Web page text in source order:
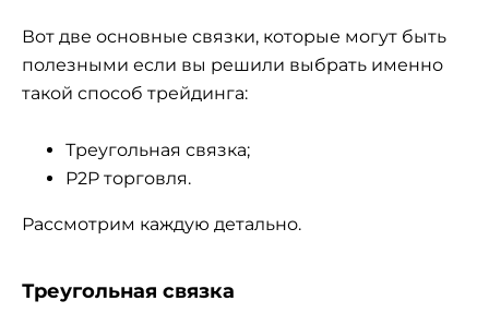
Вот две основные связки, которые могут быть
полезными если вы решили выбрать именно
такой способ трейдинга:
Треугольная связка;
P2P торговля.
Рассмотрим каждую детально.
Треугольная связка